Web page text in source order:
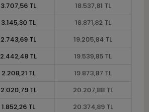
3.707,56 TL
18.537,81 TL
3.145,30 TL
18.871,82 TL
2.743,69 TL
19.205,84 TL
2.442,48 TL
19.539,85 TL
2.208,21 TL
19.873,87 TL
2.020,79 TL
20.207,88 TL
1.852,26 TL
20.374,89 TL